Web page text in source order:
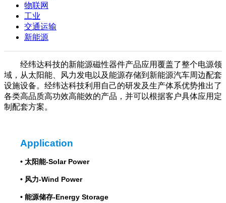
物联网
工业
交通运输
新能源
经纬达科技的新能源磁性器件产品应用覆盖了整个电源领
域，从太阳能、风力发电以及能源存储到新能源汽车周边配套
设施设备。经纬达科技利用自己的研发及生产体系优势推出了
各类高品质高功效高能效的产品，并可以根据客户具体应用定
制配套方案。
Application
• 太阳能-Solar Power
• 风力-Wind Power
• 能源储存-Energy Storage